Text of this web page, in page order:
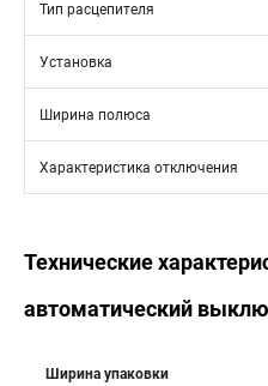
Тип расцепителя
Установка
Ширина полюса
Характеристика отключения
Технические
автоматический
Ширина упаковки